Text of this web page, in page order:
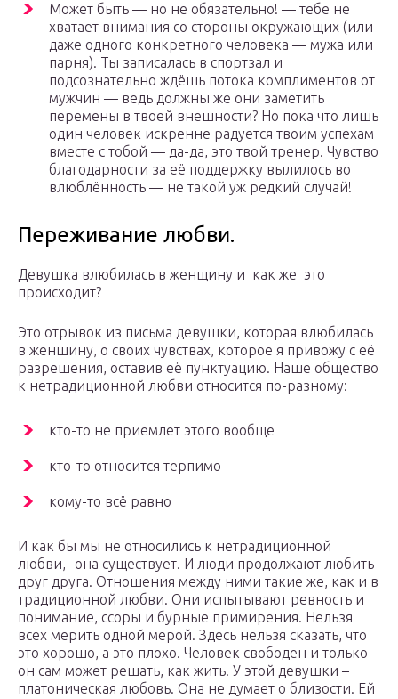
Может быть — но не обязательно! — тебе не
хватает внимания со стороны окружающих (или
даже одного конкретного человека — мужа или
парня). Ты записалась в спортзал и
подсознательно ждёшь потока комплиментов от
мужчин — ведь должны же они заметить
перемены в твоей внешности? Но пока что лишь
один человек искренне радуется твоим успехам
вместе с тобой — да-да, это твой тренер. Чувство
благодарности за её поддержку вылилось во
влюблённость — не такой уж редкий случай!
Переживание любви.
Девушка влюбилась в женщину и как же это
происходит?
Это отрывок из письма девушки, которая влюбилась
в женшину, о своих чувствах, которое я привожу с её
разрешения, оставив её пунктуацию. Наше общество
к нетрадиционной любви относится по-разному:
кто-то не приемлет этого вообще
кто-то относится терпимо
кому-то всё равно
И как бы мы не относились к нетрадиционной
любви,- она существует. И люди продолжают любить
друг друга. Отношения между ними такие же, как и в
традиционной любви. Они испытывают ревность и
понимание, ссоры и бурные примирения. Нельзя
всех мерить одной мерой. Здесь нельзя сказать, что
это хорошо, а это плохо. Человек свободен и только
он сам может решать, как жить. У этой девушки –
платоническая любовь. Она не думает о близости. Ей